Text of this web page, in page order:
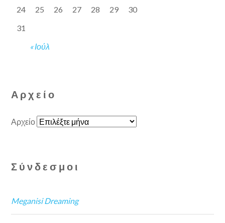
« Ιούλ
24
25 26 27 28 29
30
31
Αρχείο
Αρχείο
Σύνδεσμοι
Meganisi Dreaming